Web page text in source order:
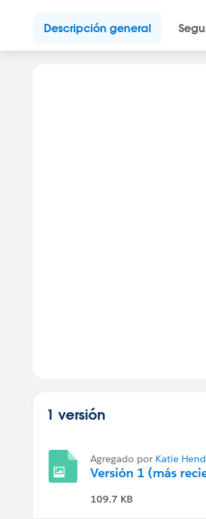
Descripción general
1 versión
Agregado por Katie
Versión 1 (más
109.7 KB